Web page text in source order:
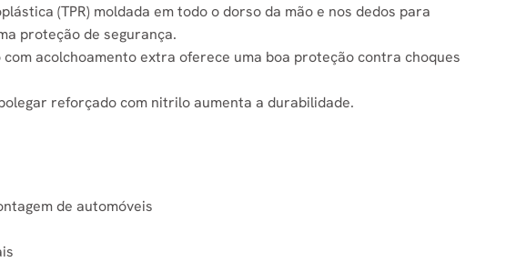
(TPR) moldada em todo o dorso da mão e nos dedos para
proteção de segurança.
com acolchoamento extra oferece uma boa proteção contra choques
reforçado com nitrilo aumenta a durabilidade.
de automóveis